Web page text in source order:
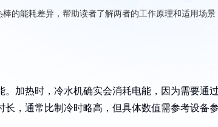
的能耗差异，帮助读者了解两者的工作原理和适用场
加热时，冷水机确实会消耗电能，因为需要通
，通常比制冷时略高，但具体数值需参考设备参